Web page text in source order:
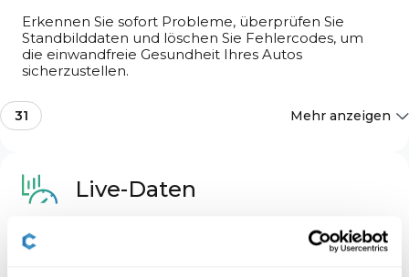
Klingeltöne und Warnungen
Instrumente: Displays und Navigation 4
Erkennen Sie sofort Probleme, überprüfen Sie
Standbilddaten und löschen Sie Fehlercodes, um
die einwandfreie Gesundheit Ihres Autos
sicherzustellen.
31 Mehr anzeigen
Live-Daten
Überwachen Sie die Live-Datenparameter Ihres
Autos und beheben Sie Probleme mit Ihrem